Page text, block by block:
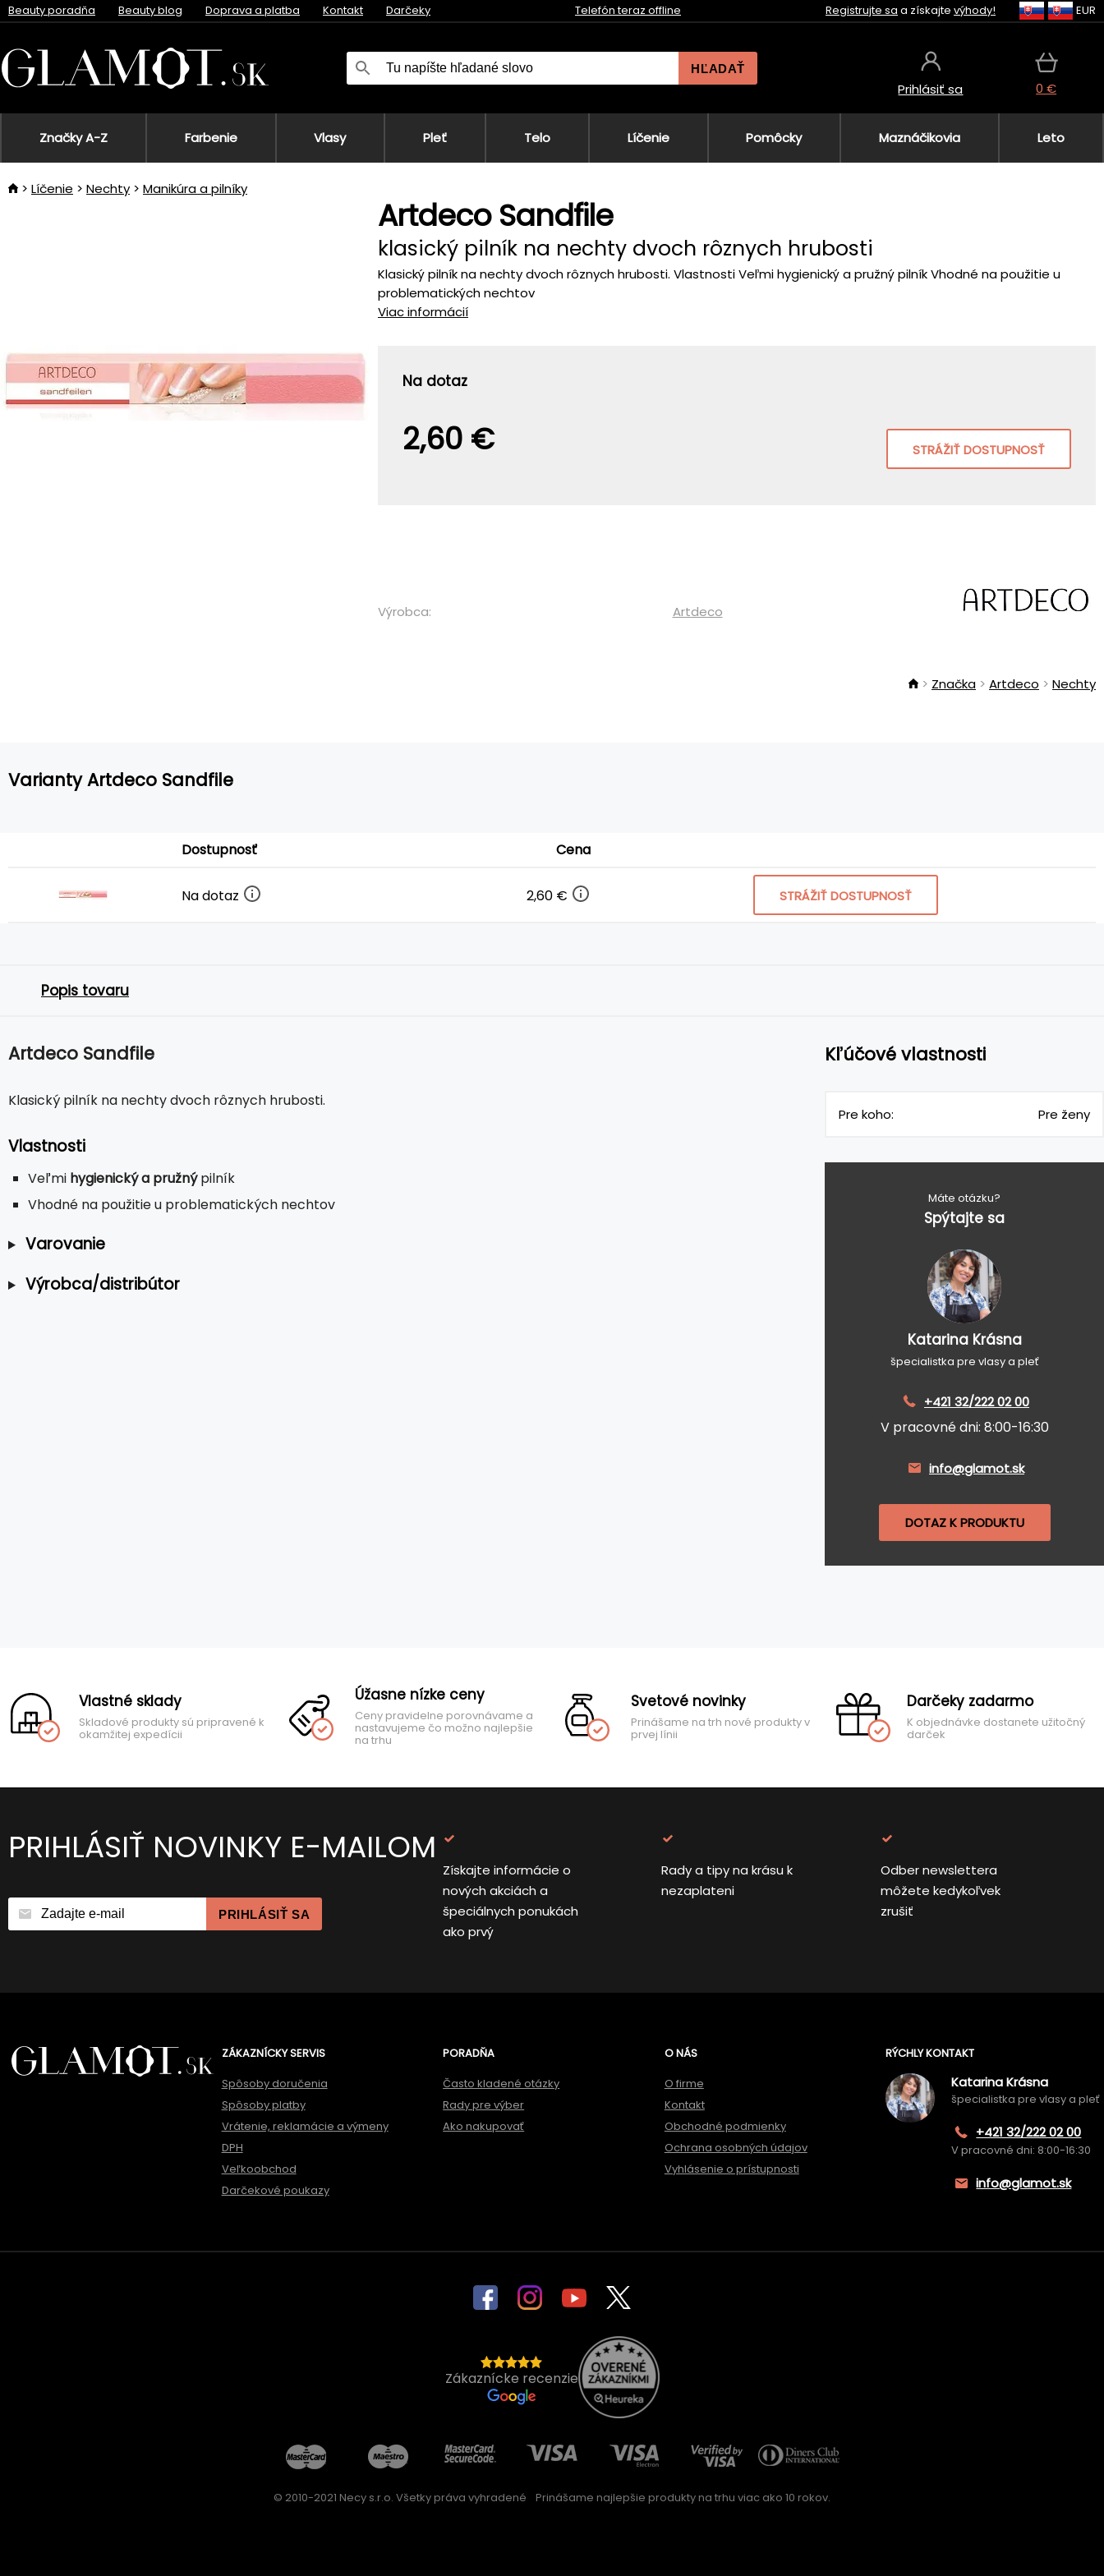
Beauty poradňa Beauty blog Doprava a platba Kontakt Darčeky Telefón teraz offline Registrujte sa a získajte výhody! EUR
HĽADAŤ
Prihlásiť sa 0 €
Značky A-Z Farbenie Vlasy Pleť Telo Líčenie Pomôcky Maznáčikovia Leto
Líčenie Nechty Manikúra a pilníky
Artdeco Sandfile
klasický pilník na nechty dvoch rôznych hrubosti
Klasický pilník na nechty dvoch rôznych hrubosti. Vlastnosti Veľmi hygienický a pružný pilník Vhodné na použitie u
problematických nechtov
Viac informácií
Na dotaz
2,60 € STRÁŽIŤ DOSTUPNOSŤ
Výrobca: Artdeco
Značka Artdeco Nechty
Varianty Artdeco Sandfile
Dostupnosť Cena
Na dotaz 2,60 € STRÁŽIŤ DOSTUPNOSŤ
Popis tovaru
Artdeco Sandfile
Klasický pilník na nechty dvoch rôznych hrubosti.
Vlastnosti
Veľmi hygienický a pružnýpilník
Vhodné na použitie u problematických nechtov
Varovanie
Výrobca/distribútor
Kľúčové vlastnosti
Pre koho: Pre ženy
Máte otázku?
Spýtajte sa
Katarina Krásna
špecialistka pre vlasy a pleť
+421 32/222 02 00
V pracovné dni: 8:00-16:30
info@glamot.sk
DOTAZ K PRODUKTU
Vlastné sklady
Skladové produkty sú pripravené k
okamžitej expedícii
Úžasne nízke ceny
Ceny pravidelne porovnávame a
nastavujeme čo možno najlepšie
na trhu
Svetové novinky
Prinášame na trh nové produkty v
prvej línii
Darčeky zadarmo
K objednávke dostanete užitočný
darček
PRIHLÁSIŤ NOVINKY E-MAILOM
PRIHLÁSIŤ SA
Získajte informácie o
nových akciách a
špeciálnych ponukách
ako prvý
Rady a tipy na krásu k
nezaplateni
Odber newslettera
môžete kedykoľvek
zrušiť
ZÁKAZNÍCKY SERVIS
Spôsoby doručenia
Spôsoby platby
Vrátenie, reklamácie a výmeny
DPH
Veľkoobchod
Darčekové poukazy
PORADŇA
Často kladené otázky
Rady pre výber
Ako nakupovať
O NÁS
O firme
Kontakt
Obchodné podmienky
Ochrana osobných údajov
Vyhlásenie o prístupnosti
RÝCHLY KONTAKT
Katarina Krásna
špecialistka pre vlasy a pleť
+421 32/222 02 00
V pracovné dni: 8:00-16:30
info@glamot.sk
Zákaznícke recenzie
© 2010-2021 Necy s.r.o. Všetky práva vyhradené Prinášame najlepšie produkty na trhu viac ako 10 rokov.